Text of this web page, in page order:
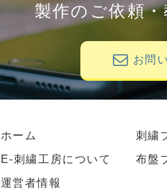
製作のご依頼
お問
ホーム
E-刺繍工房について
運営者情報
刺繍
布盤